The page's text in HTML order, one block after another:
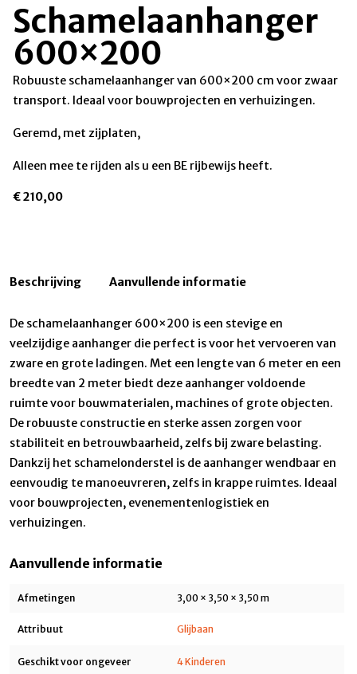
Schamelaanhanger
600×200
Robuuste schamelaanhanger van 600×200 cm voor zwaar
transport. Ideaal voor bouwprojecten en verhuizingen.
Geremd, met zijplaten,
Alleen mee te rijden als u een BE rijbewijs heeft.
€210,00
Beschrijving Aanvullende informatie
De schamelaanhanger 600×200 is een stevige en
veelzijdige aanhanger die perfect is voor het vervoeren van
zware en grote ladingen. Met een lengte van 6 meter en een
breedte van 2 meter biedt deze aanhanger voldoende
ruimte voor bouwmaterialen, machines of grote objecten.
De robuuste constructie en sterke assen zorgen voor
stabiliteit en betrouwbaarheid, zelfs bij zware belasting.
Dankzij het schamelonderstel is de aanhanger wendbaar en
eenvoudig te manoeuvreren, zelfs in krappe ruimtes. Ideaal
voor bouwprojecten, evenementenlogistiek en
verhuizingen.
Aanvullende informatie
Afmetingen 3,00 × 3,50 × 3,50 m
Attribuut Glijbaan
Geschikt voor ongeveer 4 Kinderen